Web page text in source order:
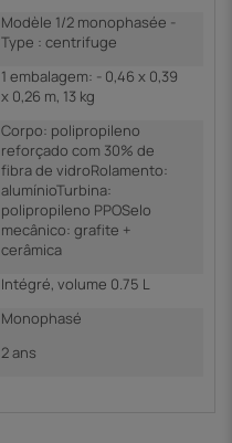
Modèle 1/2 monophasée -
Type : centrifuge
1 embalagem: - 0,46 x 0,39
x 0,26 m, 13 kg
Corpo: polipropileno
reforçado com 30% de
fibra de vidroRolamento:
alumínioTurbina:
polipropileno PPOSelo
mecânico: grafite +
cerâmica
Intégré, volume 0.75 L
Monophasé
2 ans